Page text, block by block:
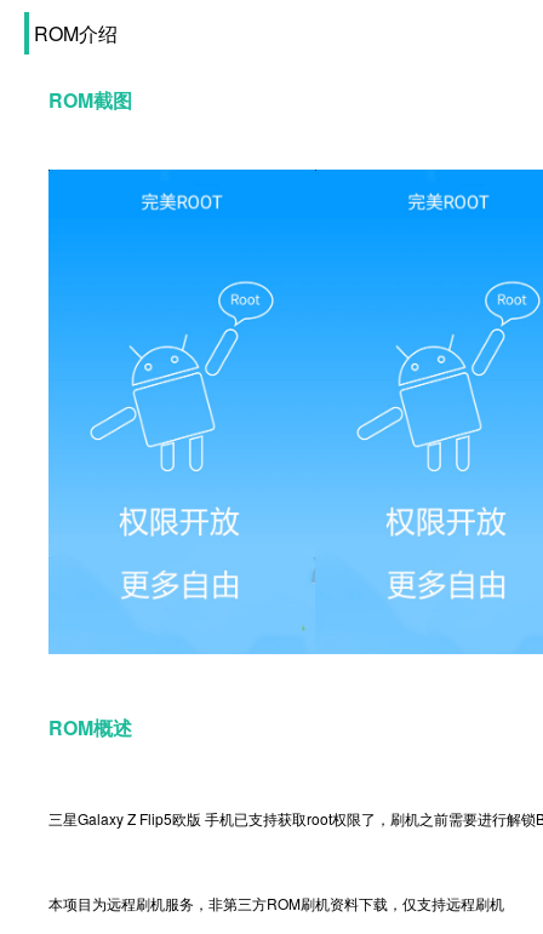
ROM介绍
ROM截图
ROM概述
三星Galaxy Z Flip5欧版 手机已支持获取root权限了，刷机之前需要进行解
本项目为远程刷机服务，非第三方ROM刷机资料下载，仅支持远程刷机